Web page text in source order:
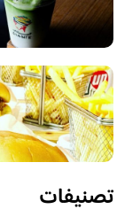
تصنيفات